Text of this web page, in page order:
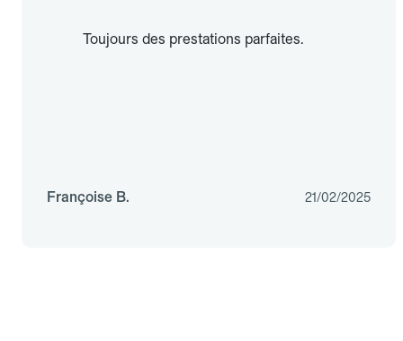
Toujours des prestations parfaites.
Françoise B. 21/02/2025